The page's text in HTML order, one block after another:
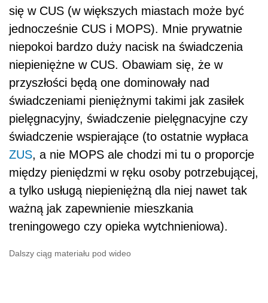
się w CUS (w większych miastach może być
jednocześnie CUS i MOPS). Mnie prywatnie
niepokoi bardzo duży nacisk na świadczenia
niepieniężne w CUS. Obawiam się, że w
przyszłości będą one dominowały nad
świadczeniami pieniężnymi takimi jak zasiłek
pielęgnacyjny, świadczenie pielęgnacyjne czy
świadczenie wspierające (to ostatnie wypłaca
ZUS, a nie MOPS ale chodzi mi tu o proporcje
między pieniędzmi w ręku osoby potrzebującej,
a tylko usługą niepieniężną dla niej nawet tak
ważną jak zapewnienie mieszkania
treningowego czy opieka wytchnieniowa).
Dalszy ciąg materiału pod wideo